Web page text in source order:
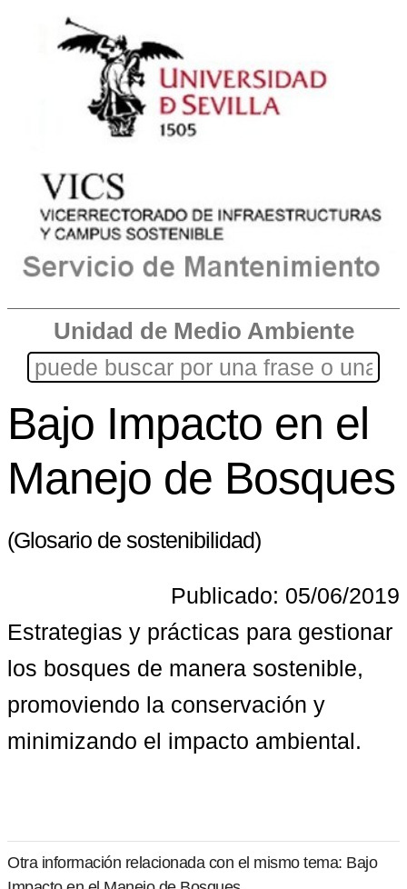
Unidad de Medio Ambiente
Bajo Impacto en el
Manejo de Bosques
(Glosario de sostenibilidad)
Publicado: 05/06/2019
Estrategias y prácticas para gestionar
los bosques de manera sostenible,
promoviendo la conservación y
minimizando el impacto ambiental.
Otra información relacionada con el mismo tema: Bajo